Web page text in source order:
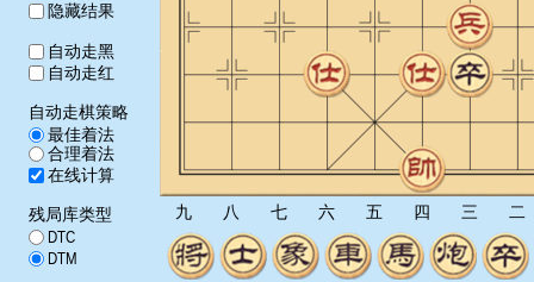
隐藏结果
自动走黑
自动走红
自动走棋策略
最佳着法
合理着法
在线计算
残局库类型
DTC
DTM
九 八 七 六 五 四 三 二